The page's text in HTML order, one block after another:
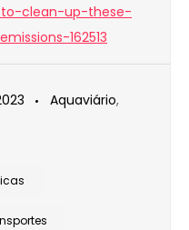
clean-up-these-
162513
Aquaviário,